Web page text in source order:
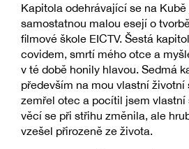
Kapitola odehrávající se na Kubě
samostatnou malou esejí o
filmové škole EICTV. Šestá
covidem, smrtí mého otce a
v té době honily hlavou. Sedmá
především na mou vlastní
zemřel otec a pocítil jsem vlastní
věcí se při střihu změnila, ale
vzešel přirozeně ze života.